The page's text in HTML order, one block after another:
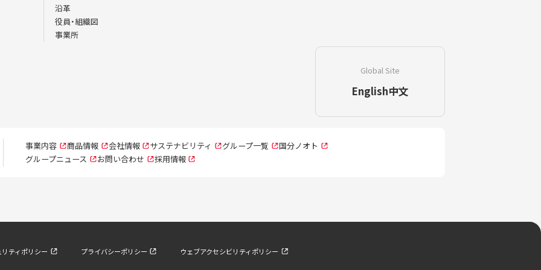
沿革
役員・組織図
事業所
Global Site
English中文
事業内容 商品情報 会社情報 サステナビリティ グループ一覧
国分ノオト
グループニュース
お問い合わせ 採用情報
ティポリシー プライバシーポリシー ウェブアクセシビリティポリシー